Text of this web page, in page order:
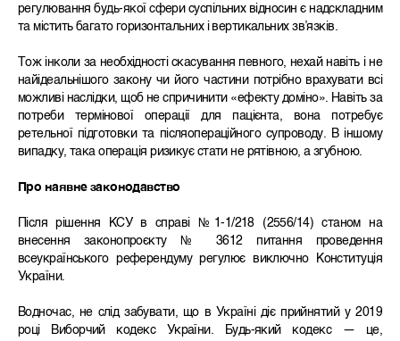
регулювання будь-якої сфери суспільних відносин є надскладним
та містить багато горизонтальних і вертикальних зв’язків.
Тож інколи за необхідності скасування певного, нехай навіть і не
найідеальнішого закону чи його частини потрібно врахувати всі
можливі наслідки, щоб не спричинити «ефекту доміно». Навіть за
потреби термінової операції для пацієнта, вона потребує
ретельної підготовки та післяопераційного супроводу. В іншому
випадку, така операція ризикує стати не рятівною, а згубною.
Про наявне законодавство
Після рішення КСУ в справі №1-1/218 (2556/14) станом на
внесення законопроєкту № 3612 питання проведення
всеукраїнського референдуму регулює виключно Конституція
України.
Водночас, не слід забувати, що в Україні діє прийнятий у 2019
році Виборчий кодекс України. Будь-який кодекс — це,